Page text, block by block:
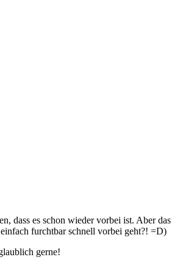
dass es schon wieder vorbei ist. Aber das
furchtbar schnell vorbei geht?! =D)
gerne!